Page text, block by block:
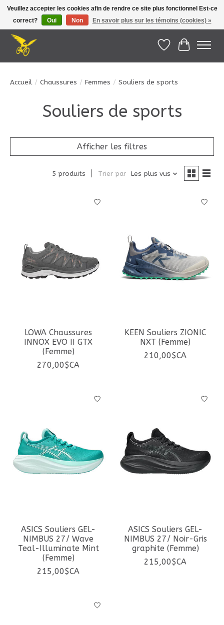
Le Pédalier | Îles de la Madeleine |info@lepedalier.com| 1-418-986-2965
Liste dePanier
Accueil / Chaussures / Femmes / Souliers de sports
Souliers de sports
Afficher les filtres
5 produits Trier par Les plus vus
LOWA Chaussures
INNOX EVO II GTX
(Femme)
270,00$CA
KEEN Souliers ZIONIC
NXT (Femme)
210,00$CA
ASICS Souliers GEL-
NIMBUS 27/ Wave
Teal-Illuminate Mint
(Femme)
215,00$CA
ASICS Souliers GEL-
NIMBUS 27/ Noir-Gris
graphite (Femme)
215,00$CA
Veuillez accepter les cookies afin de rendre ce site plus fonctionnel Est-ce
correct?
Oui Non En savoir plus sur les témoins (cookies) »